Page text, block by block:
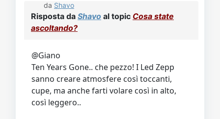
da Shavo
Risposta da Shavo al topic Cosa state
ascoltando?
@Giano
Ten Years Gone.. che pezzo! I Led Zepp
sanno creare atmosfere così toccanti,
cupe, ma anche farti volare così in alto,
così leggero..